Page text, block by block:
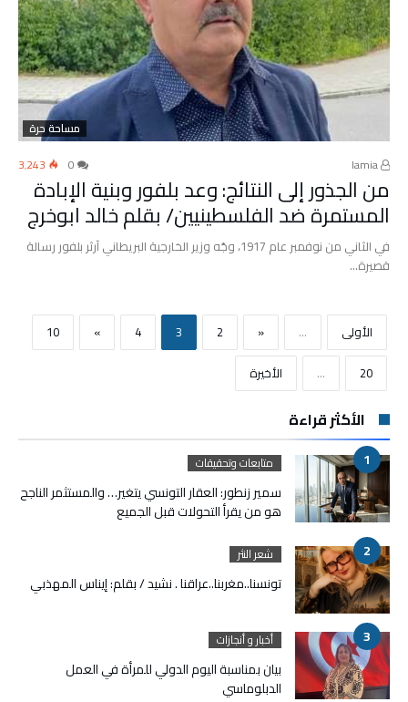
مساحة حرة
3٬243
من الجذور إلى النتائج: وعد بلفور وبنية الإبادة
المستمرة ضد الفلسطينيين/ بقلم خالد ابوخرج
في الثاني من نوفمبر عام 1917، وجّه وزير الخارجية البريطاني آرثر بلفور رسالة
قصيرة…
‫الأولى‬ ...
«
2
3
4
»
10
20
... ‫الأخيرة‬
الأكثر قراءة
متابعات وتحقيقات
سمير زنطور: العقار التونسي يتغير… والمستثمر الناجح
هو من يقرأ التحولات قبل الجميع
شعر النثر
تونسنا..مغربنا..عراقنا . نشيد / بقلم: إيناس المهذبي
أخبار و أنجازات
بيان بمناسبة اليوم الدولي للمرأة في العمل
الدبلوماسي